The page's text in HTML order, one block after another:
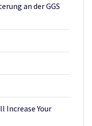
an der GGS
Increase Your